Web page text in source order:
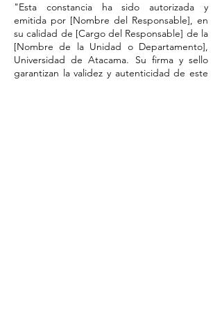
"Esta constancia ha sido autorizada y
emitida por [Nombre del Responsable], en
su calidad de [Cargo del Responsable] de la
[Nombre de la Unidad o Departamento],
Universidad de Atacama. Su firma y sello
garantizan la validez y autenticidad de este